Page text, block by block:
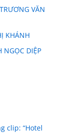
VĂN
KHÁNH
NGỌC DIỆP
clip: “Hotel